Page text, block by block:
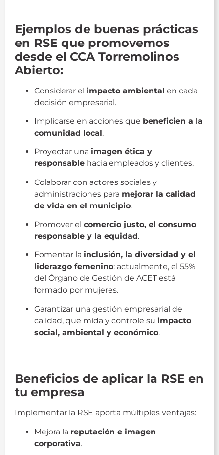
Ejemplos de buenas prácticas
en RSE que promovemos
desde el CCA Torremolinos
Abierto:
Considerar el impacto ambiental en cada
decisión empresarial.
Implicarse en acciones que beneficien a la
comunidad local.
Proyectar una imagen ética y
responsable hacia empleados y clientes.
Colaborar con actores sociales y
administraciones para mejorar la calidad
de vida en el municipio.
Promover el comercio justo, el consumo
responsable y la equidad.
Fomentar la inclusión, la diversidad y el
liderazgo femenino: actualmente, el 55%
del Órgano de Gestión de ACET está
formado por mujeres.
Garantizar una gestión empresarial de
calidad, que mida y controle su impacto
social, ambiental y económico.
Beneficios de aplicar la RSE en
tu empresa
Implementar la RSE aporta múltiples ventajas:
Mejora la reputación e imagen
corporativa.